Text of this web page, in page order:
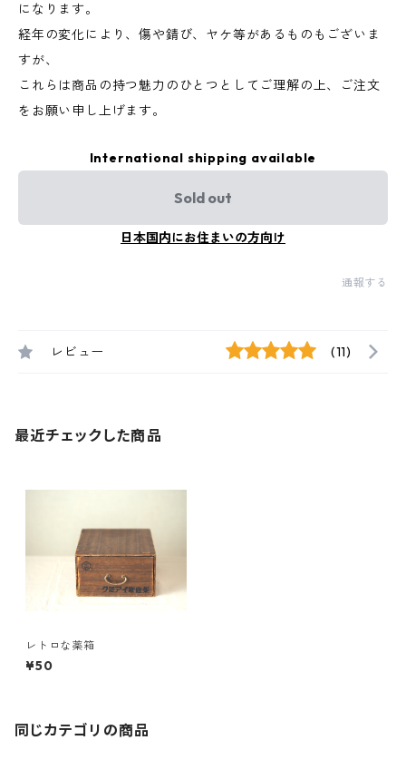
になります。
経年の変化により、傷や錆び、ヤケ等があるものもございま
すが、
これらは商品の持つ魅力のひとつとしてご理解の上、ご注文
をお願い申し上げます。
International shipping available
Sold out
日本国内にお住まいの方向け
通報する
レビュー (11)
最近チェックした商品
レトロな薬箱
¥50
同じカテゴリの商品